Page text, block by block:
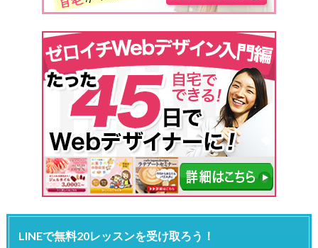
LINEで無料20レッスンを受け取ろう！